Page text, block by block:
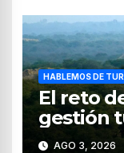
HABLEMOS DE
El reto
gestión
deAGO 3, 2026